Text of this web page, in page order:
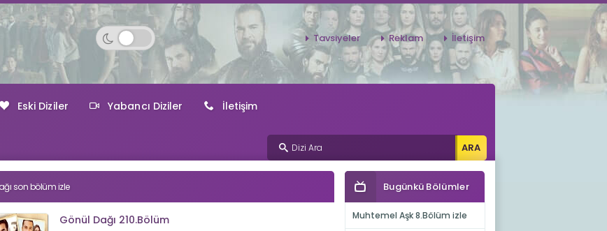
Tavsiyeler Reklam İletişim
Eski Diziler Yabancı Diziler İletişim
son bölüm izle
Gönül Dağı 210.Bölüm
Bugünkü Bölümler
Muhtemel Aşk 8.Bölüm izle